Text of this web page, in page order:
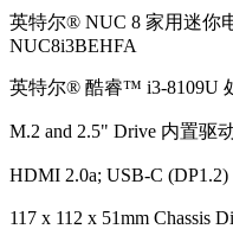
英特尔® NUC 8 家用迷你
NUC8i3BEHFA
英特尔® 酷睿™ i3-8109U
M.2 and 2.5" Drive 内置驱
HDMI 2.0a; USB-C
117 x 112 x 51mm Chassis